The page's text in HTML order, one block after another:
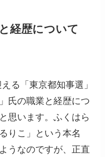
経歴について
る「東京都知事選」
氏の職業と経歴につ
思います。ふくはら
りこ」という本名
うなのですが、正直